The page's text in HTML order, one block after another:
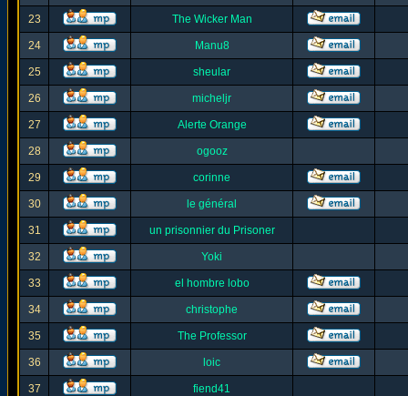
23 The Wicker Man
24 Manu8
25 sheular
26 micheljr
27 Alerte Orange
28 ogooz
29 corinne
30 le général
31 un prisonnier du Prisoner
32 Yoki
33 el hombre lobo
34 christophe
35 The Professor
36 loic
37 fiend41